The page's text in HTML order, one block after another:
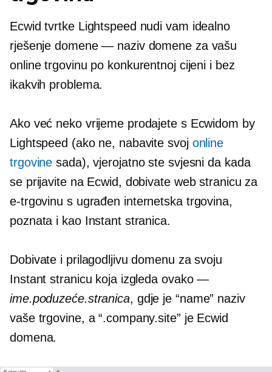
Ecwid tvrtke Lightspeed nudi vam idealno
rješenje domene — naziv domene za vašu
online trgovinu po konkurentnoj cijeni i bez
ikakvih problema.
Ako već neko vrijeme prodajete s Ecwidom by
Lightspeed (ako ne, nabavite svoj online
trgovine sada), vjerojatno ste svjesni da kada
se prijavite na Ecwid, dobivate web stranicu za
e-trgovinu s ugrađen internetska trgovina,
poznata i kao Instant stranica.
Dobivate i prilagodljivu domenu za svoju
Instant stranicu koja izgleda ovako —
ime.poduzeće.stranica, gdje je “name” naziv
vaše trgovine, a “.company.site” je Ecwid
domena.